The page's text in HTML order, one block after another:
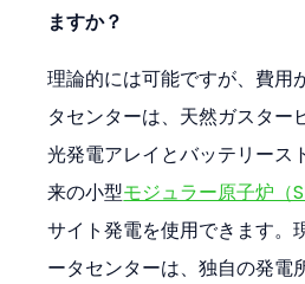
ますか？
理論的には可能ですが、費用
タセンターは、天然ガスター
光発電アレイとバッテリース
来の小型モジュラー原子炉（
サイト発電を使用できます。
ータセンターは、独自の発電